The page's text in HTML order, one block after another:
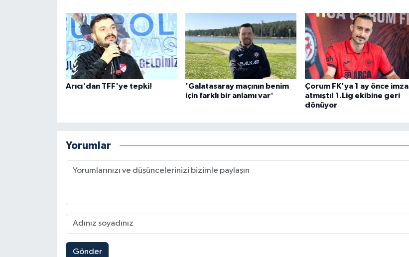
Arıcı'dan TFF'ye tepki!
'Galatasaray maçının benim
için farklı bir anlamı var'
Çorum FK'ya 1 ay önce imza
atmıştı! 1.Lig ekibine geri
dönüyor
Yorumlar
Gönder